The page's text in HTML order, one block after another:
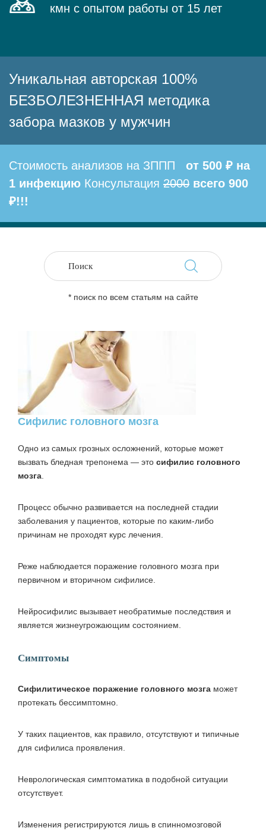
кмн с опытом работы от 15 лет
Уникальная авторская 100%
БЕЗБОЛЕЗНЕННАЯ методика
забора мазков у мужчин
Стоимость анализов на ЗППП
от 500 ₽ на
1 инфекцию Консультация 2000 всего 900
₽!!!
* поиск по всем статьям на сайте
Сифилис головного мозга
Одно из самых грозных осложнений, которые может
вызвать бледная трепонема — это сифилис головного
мозга
Процесс обычно развивается на последней стадии
заболевания у пациентов, которые по каким-либо
причинам не проходят курс лечения.
Реже наблюдается поражение головного мозга при
первичном и вторичном сифилисе.
Нейросифилис вызывает необратимые последствия и
является жизнеугрожающим состоянием.
Симптомы
Сифилитическое поражение головного мозга может
протекать бессимптомно.
У таких пациентов, как правило, отсутствуют и типичные
для сифилиса проявления.
Неврологическая симптоматика в подобной ситуации
отсутствует.
Изменения регистрируются лишь в спинномозговой